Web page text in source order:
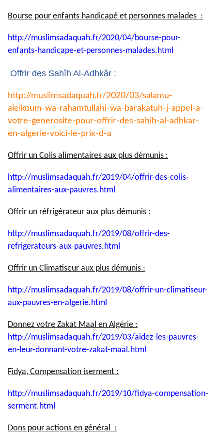
Bourse pour enfants handicapé et personnes malades :
http://muslimsadaquah.fr/2020/04/bourse-pour-
enfants-handicape-et-personnes-malades.html
Offrir des Sahîh Al-Adhkâr :
http://muslimsadaquah.fr/2020/03/salamu-
aleikoum-wa-rahamtullahi-wa-barakatuh-j-appel-a-
votre-generosite-pour-offrir-des-sahih-al-adhkar-
en-algerie-voici-le-prix-d-a
Offrir un Colis alimentaires aux plus démunis :
http://muslimsadaquah.fr/2019/04/offrir-des-colis-
alimentaires-aux-pauvres.html
Offrir un réfrigérateur aux plus démunis :
http://muslimsadaquah.fr/2019/08/offrir-des-
refrigerateurs-aux-pauvres.html
Offrir un Climatiseur aux plus démunis :
http://muslimsadaquah.fr/2019/08/offrir-un-climatiseur-
aux-pauvres-en-algerie.html
Donnez votre Zakat Maal en Algérie :
http://muslimsadaquah.fr/2019/03/aidez-les-pauvres-
en-leur-donnant-votre-zakat-maal.html
Fidya, Compensation iserment :
http://muslimsadaquah.fr/2019/10/fidya-compensation-
serment.html
Dons pour actions en général :